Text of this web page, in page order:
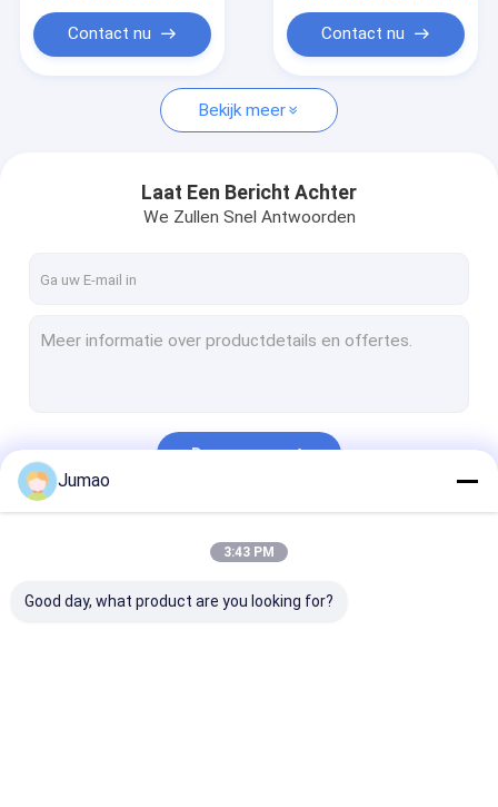
Alle Gevallen
Vraag een offerte aan
roestvrijstalen watergordijn
Metalen gaasgordijnen
Wire Mesh Room Divider
Metalen doekjes
Kabinetscherm-invoegingen
Contact nu Contact nu
Bekijk meer
Laat Een Bericht Achter
We Zullen Snel Antwoorden
Doorgaan
Jumao
3:43 PM
Good day, what product are you looking for?